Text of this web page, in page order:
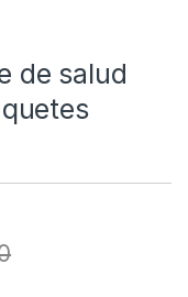
de salud